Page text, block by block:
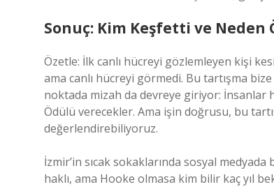
Sonuç: Kim Keşfetti ve Neden
Özetle: İlk canlı hücreyi gözlemleyen kişi
ama canlı hücreyi görmedi. Bu tartışma
noktada mizah da devreye giriyor: İnsanlar
Ödülü verecekler. Ama işin doğrusu, bu
değerlendirebiliyoruz.
İzmir’in sıcak sokaklarında sosyal
haklı, ama Hooke olmasa kim bilir kaç yıl